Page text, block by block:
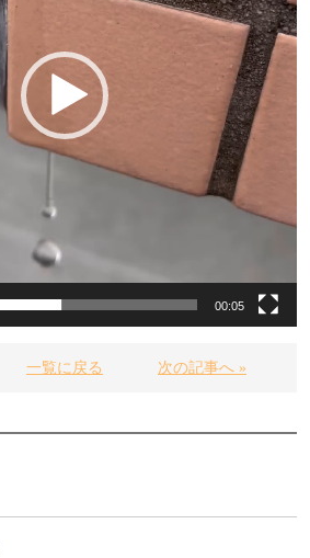
00:05
一覧に戻る 次の記事へ »